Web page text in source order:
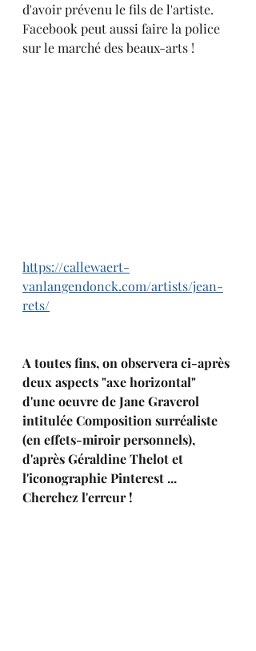
d'avoir prévenu le fils de l'artiste.
Facebook peut aussi faire la police
sur le marché des beaux-arts !
https://callewaert-
vanlangendonck.com/artists/jean-
rets/
A toutes fins, on observera ci-après
deux aspects "axe horizontal"
d'une oeuvre de Jane Graverol
intitulée Composition surréaliste
(en effets-miroir personnels),
d'après Géraldine Thelot et
l'iconographie Pinterest ...
Cherchez l'erreur !